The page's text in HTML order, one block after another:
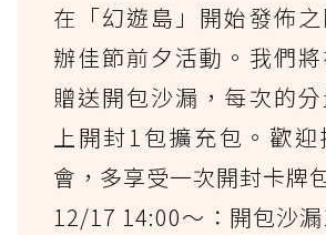
在「幻遊島」開始發佈
辦佳節前夕活動。我們
贈送開包沙漏，每次的
上開封1包擴充包。歡迎
會，多享受一次開封卡牌
12/17 14:00～：開包沙